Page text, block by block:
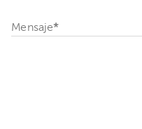
Mensaje*